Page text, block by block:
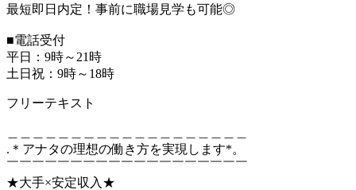
最短即日内定！事前に職場見学も可能◎
■電話受付
平日：9時～21時
土日祝：9時～18時
フリーテキスト
.＊アナタの理想の働き方を実現します*。
￣￣￣￣￣￣￣￣￣￣￣￣￣￣￣￣￣￣￣
★大手×安定収入★